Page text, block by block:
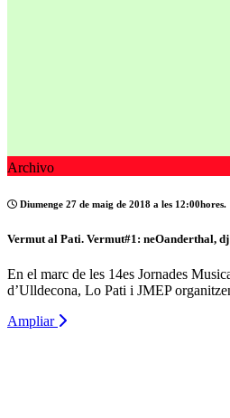
Archivo
Diumenge 27 de maig de 2018 a les 12:00hores.
Vermut al Pati. Vermut#1: neOanderthal,
En el marc de les 14es Jornades
d’Ulldecona, Lo Pati i JMEP
Ampliar